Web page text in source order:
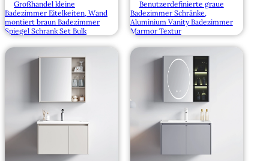
Großhandel kleine
Badezimmer Eitelkeiten, Wand
montiert braun Badezimmer
Spiegel Schrank Set Bulk
Benutzerdefinierte graue
Badezimmer Schränke,
Aluminium Vanity Badezimmer
Marmor Textur